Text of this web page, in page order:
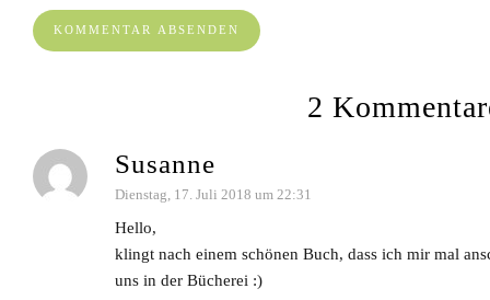
2
Susanne
Dienstag, 17. Juli 2018 um 22:31
Hello,
klingt nach einem schönen Buch, dass ich mir mal
uns in der Bücherei :)